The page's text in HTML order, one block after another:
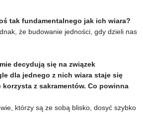
tak fundamentalnego jak ich wiara?
że budowanie jedności, gdy dzieli nas
decydują się na związek
dla jednego z nich wiara staje się
z sakramentów. Co powinna
którzy są ze sobą blisko, dosyć szybko